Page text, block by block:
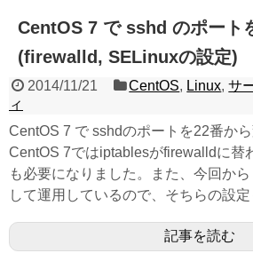
CentOS 7 で sshd のポート
(firewalld, SELinuxの設定)
2014/11/21 CentOS, Linux,サ
ィ
CentOS 7 で sshdのポートを22番から
CentOS 7ではiptablesがfirewalldに替
も必要になりました。また、今回か
して運用しているので、そちらの設定
記事を読む